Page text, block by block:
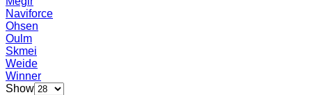
Naviforce
Ohsen
Oulm
Skmei
Weide
Winner
Show